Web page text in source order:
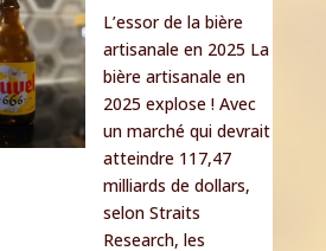
L’essor de la bière
artisanale en 2025 La
bière artisanale en
2025 explose ! Avec
un marché qui devrait
atteindre 117,47
milliards de dollars,
selon Straits
Research, les